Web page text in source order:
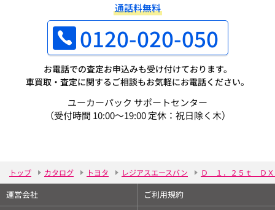
通話料無料
0120-020-050
お電話での査定お申込みも受け付けております。
車買取・査定に関するご相談もお気軽にお電話ください。
ユーカーパック サポートセンター
（受付時間 10:00～19:00 定休：祝日除く木）
トップ カタログ トヨタ レジアスエースバン Ｄ １．２５ｔ Ｄ
運営会社 ご利用規約